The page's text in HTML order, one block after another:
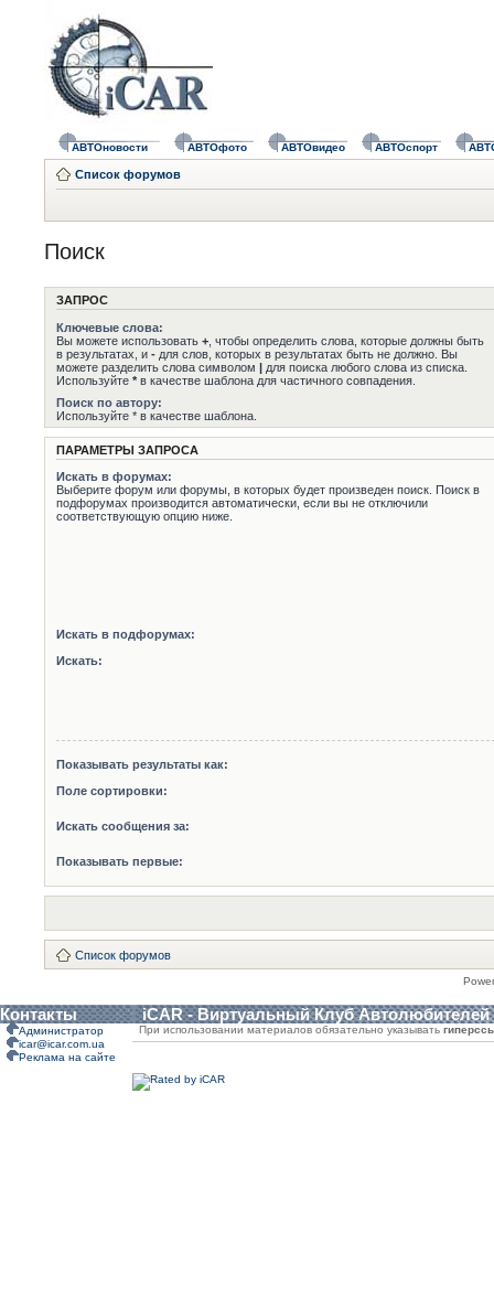
АВТОновости АВТОфото АВТОвидео АВТОспорт
Список форумов
Поиск
ЗАПРОС
Ключевые слова:
Вы можете использовать + , чтобы определить слова, которые должны быть
в результатах, и - для слов, которых в результатах быть не должно. Вы
можете разделить слова символом | для поиска любого слова из списка.
Используйте * в качестве шаблона для частичного совпадения.
Поиск по автору:
Используйте * в качестве шаблона.
ПАРАМЕТРЫ ЗАПРОСА
Искать в форумах:
Выберите форум или форумы, в которых будет произведен поиск. Поиск в
подфорумах производится автоматически, если вы не отключили
соответствующую опцию ниже.
Искать в подфорумах:
Искать:
Показывать результаты как:
Поле сортировки:
Искать сообщения за:
Показывать первые:
Список форумов
Контакты iCAR - Виртуальный Клуб Автолюбителей
Администратор
icar@icar.com.ua
Реклама на сайте
При использовании материалов обязательно указывать